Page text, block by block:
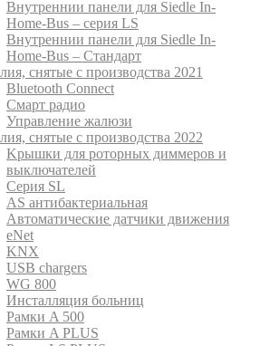
Внутреннии панели для Siedle In-
Home-Bus – серия LS
Внутреннии панели для Siedle In-
Home-Bus – Стандарт
снятые с производства 2021
Bluetooth Connect
Смарт радио
Управление жалюзи
снятые с производства 2022
Kрышки для роторных диммеров и
выключателей
Серия SL
AS антибактериальная
Aвтоматические датчики движения
eNet
KNX
USB chargers
WG 800
Инсталляция больниц
Рамки A 500
Рамки A PLUS